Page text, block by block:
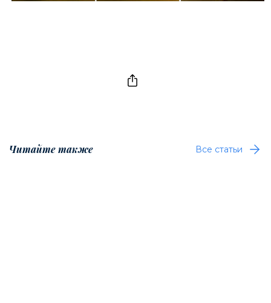
Читайте также Все статьи